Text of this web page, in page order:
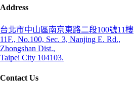
Address
台北市中山區南京東路二段100號11樓
11F., No.100, Sec. 3, Nanjing E. Rd.,
Zhongshan Dist.,
Taipei City 104103.
Contact Us